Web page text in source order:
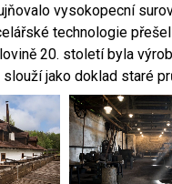
vysokopecní
technologie
20. století byla
jako doklad staré